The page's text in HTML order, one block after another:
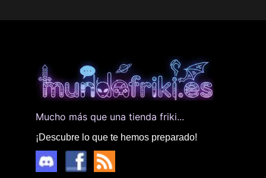
Mucho más que una tienda friki...
¡Descubre lo que te hemos preparado!